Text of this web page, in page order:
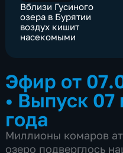
Вблизи Гусиного
озера в Бурятии
воздух кишит
насекомыми
Эфир от
• Выпуск 07
года
Миллионы комаров
озеро подверглось